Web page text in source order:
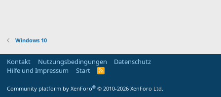
Windows 10
Kontakt Nutzungsbedingungen
Datenschutz
Hilfe und Impressum
Start
R
Community platform by XenForo® © 2010-2026 XenForo Ltd.